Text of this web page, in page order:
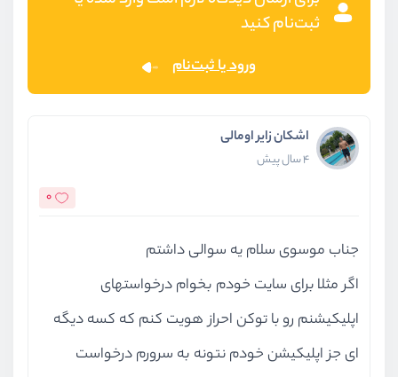
ثبت‌نام کنید
ورود یا ثبت‌نام
اشکان زایر اومالی
4 سال پیش
0
جناب موسوی سلام یه سوالی داشتم
اگر مثلا برای سایت خودم بخوام درخواستهای
اپلیکیشنم رو با توکن احراز هویت کنم که کسه دیگه
ای جز اپلیکیشن خودم نتونه به سرورم درخواست